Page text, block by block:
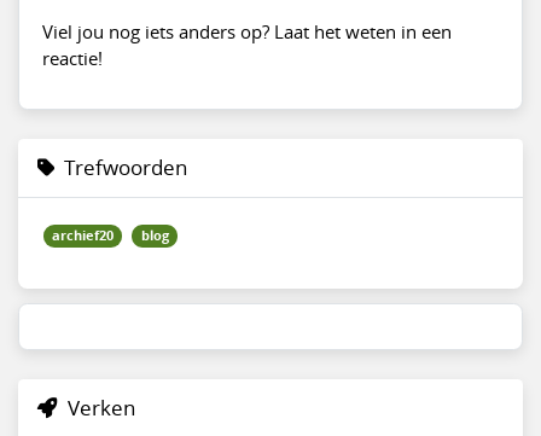
Viel jou nog iets anders op? Laat het weten in een
reactie!
Trefwoorden
archief20 blog
Verken